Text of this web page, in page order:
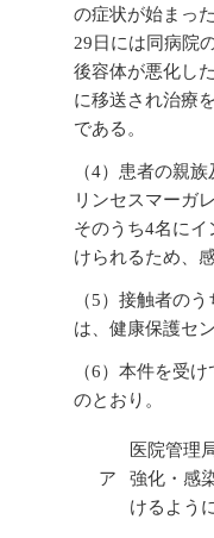
の症状が始まっ
29日には同病院
後容体が悪化し
に移送され治療
である。
（4）患者の親
リンセスマーガ
そのうち4名に
けられるため、
（5）接触者の
は、健康保護セ
（6）本件を受
のとおり。
ア
医院管理
強化・感
けるよう